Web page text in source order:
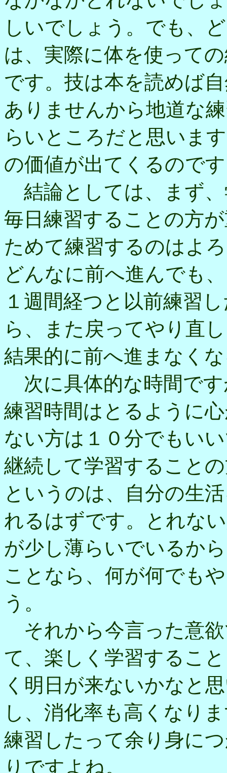
しいでしょう。でも、
は、実際に体を使って
です。技は本を読めば
ありませんから地道な
らいところだと思いま
の価値が出てくるので
結論としては、まず
毎日練習することの方
ためて練習するのはよ
どんなに前へ進んでも
１週間経つと以前練習
ら、また戻ってやり直
結果的に前へ進まなく
次に具体的な時間で
練習時間はとるように
ない方は１０分でもい
継続して学習すること
というのは、自分の生
れるはずです。とれな
が少し薄らいでいるか
ことなら、何が何でも
う。
それから今言った意
て、楽しく学習するこ
く明日が来ないかなと
し、消化率も高くなり
練習したって余り身に
りですよね。